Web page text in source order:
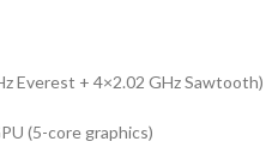
Everest + 4×2.02 GHz Sawtooth)
(5-core graphics)